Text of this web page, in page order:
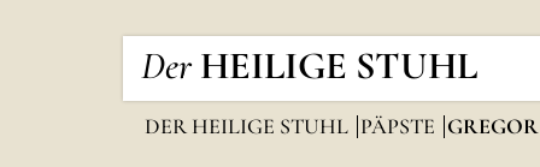
Der HEILIGE STUHL
DER HEILIGE STUHL PÄPSTE